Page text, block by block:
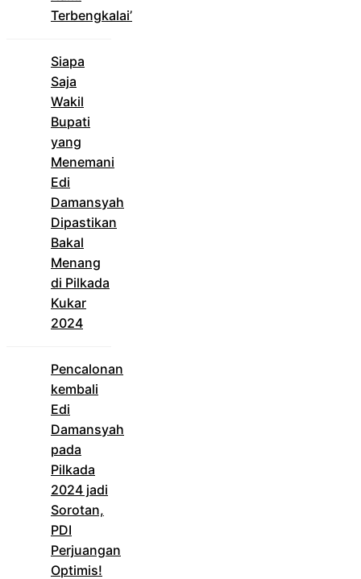
Terbengkalai’
Siapa
Saja
Wakil
Bupati
yang
Menemani
Edi
Damansyah
Dipastikan
Bakal
Menang
di Pilkada
Kukar
2024
Pencalonan
kembali
Edi
Damansyah
pada
Pilkada
2024 jadi
Sorotan,
PDI
Perjuangan
Optimis!